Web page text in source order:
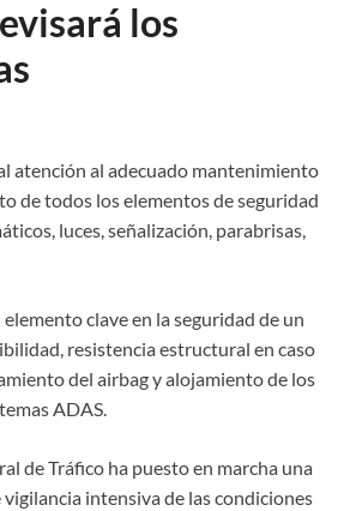
los
atención al adecuado mantenimiento
de todos los elementos de seguridad
luces, señalización, parabrisas,
elemento clave en la seguridad de un
resistencia estructural en caso
del airbag y alojamiento de los
ADAS.
de Tráfico ha puesto en marcha una
vigilancia intensiva de las condiciones